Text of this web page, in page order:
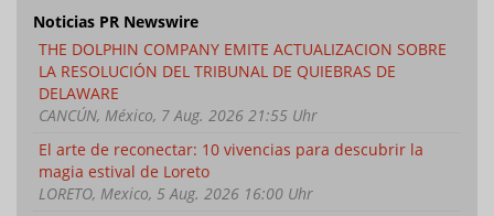
Noticias PR Newswire
THE DOLPHIN COMPANY EMITE ACTUALIZACION SOBRE
LA RESOLUCIÓN DEL TRIBUNAL DE QUIEBRAS DE
DELAWARE
CANCÚN, México, 7 Aug. 2026 21:55 Uhr
El arte de reconectar: 10 vivencias para descubrir la
magia estival de Loreto
LORETO, Mexico, 5 Aug. 2026 16:00 Uhr